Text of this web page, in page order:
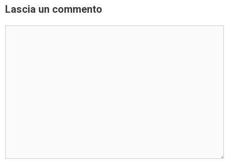
Lascia un commento